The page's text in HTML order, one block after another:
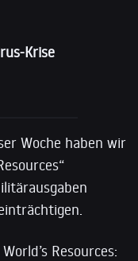
Krise
Woche haben wir
Resources: